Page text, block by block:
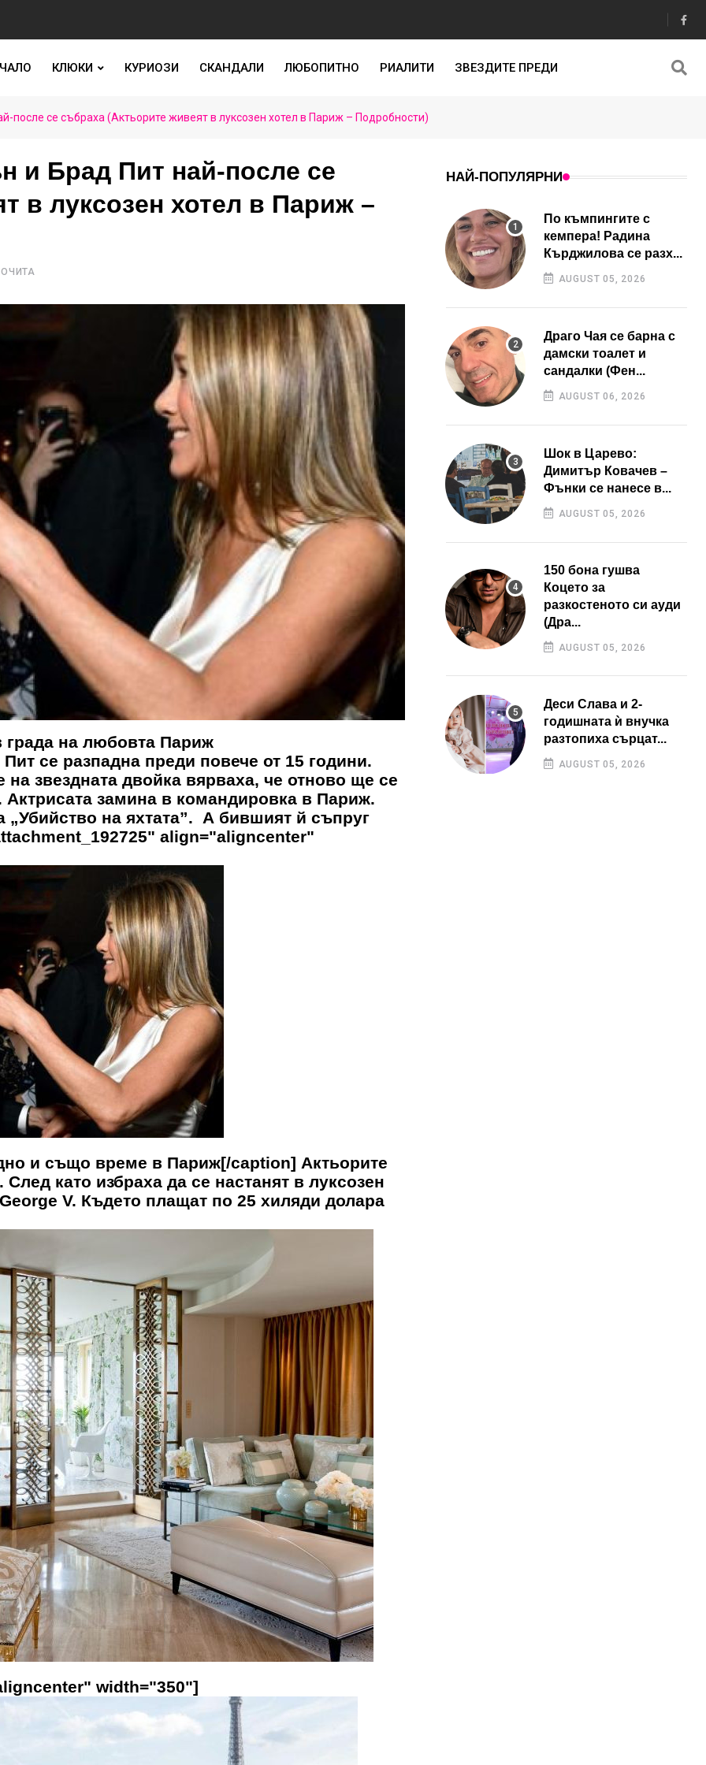
КЛЮКИ КУРИОЗИ СКАНДАЛИ ЛЮБОПИТНО РИАЛИТИ ЗВЕЗДИТЕ ПРЕДИ
се събраха (Актьорите живеят в луксозен хотел в Париж – Подробности)
Брад Пит най-после се
в луксозен хотел в Париж –
града на любовта Париж
се разпадна преди повече от 15 години.
звездната двойка вярваха, че отново ще се
замина в командировка в Париж.
на яхтата”. А бившият й съпруг
align="aligncenter"
и също време в Париж[/caption] Актьорите
като избраха да се настанят в луксозен
V. Където плащат по 25 хиляди долара
width="350"]
НАЙ-ПОПУЛЯРНИ
По къмпингите с
кемпера! Радина
Кърджилова се разх...
AUGUST 05, 2026
Драго Чая се барна с
дамски тоалет и
сандалки (Фен...
AUGUST 06, 2026
Шок в Царево:
Димитър Ковачев –
Фънки се нанесе в...
AUGUST 05, 2026
150 бона гушва
Коцето за
разкостеното си ауди
(Дра...
AUGUST 05, 2026
Деси Слава и 2-
годишната ѝ внучка
разтопиха сърцат...
AUGUST 05, 2026